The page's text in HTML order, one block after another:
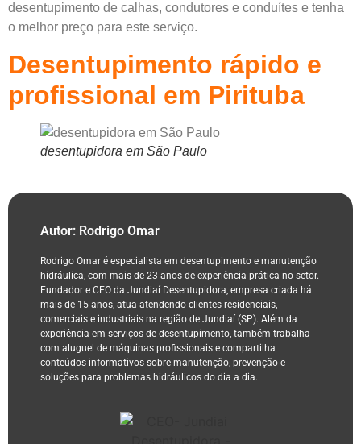
desentupimento de calhas, condutores e conduítes e tenha
o melhor preço para este serviço.
Desentupimento rápido e
profissional em Pirituba
desentupidora em São Paulo
Autor: Rodrigo Omar
Rodrigo Omar é especialista em desentupimento e manutenção
hidráulica, com mais de 23 anos de experiência prática no setor.
Fundador e CEO da Jundiaí Desentupidora, empresa criada há
mais de 15 anos, atua atendendo clientes residenciais,
comerciais e industriais na região de Jundiaí (SP). Além da
experiência em serviços de desentupimento, também trabalha
com aluguel de máquinas profissionais e compartilha
conteúdos informativos sobre manutenção, prevenção e
soluções para problemas hidráulicos do dia a dia.